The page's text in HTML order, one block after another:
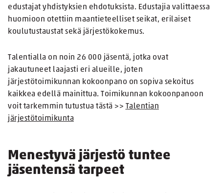
edustajat yhdistyksien ehdotuksista. Edustajia valittaessa
huomioon otettiin maantieteelliset seikat, erilaiset
koulutustaustat sekä järjestökokemus.
Talentialla on noin 26 000 jäsentä, jotka ovat
jakautuneet laajasti eri alueille, joten
järjestötoimikunnan kokoonpano on sopiva sekoitus
kaikkea edellä mainittua. Toimikunnan kokoonpanoon
voit tarkemmin tutustua tästä >> Talentian
järjestötoimikunta
Menestyvä järjestö tuntee
jäsentensä tarpeet